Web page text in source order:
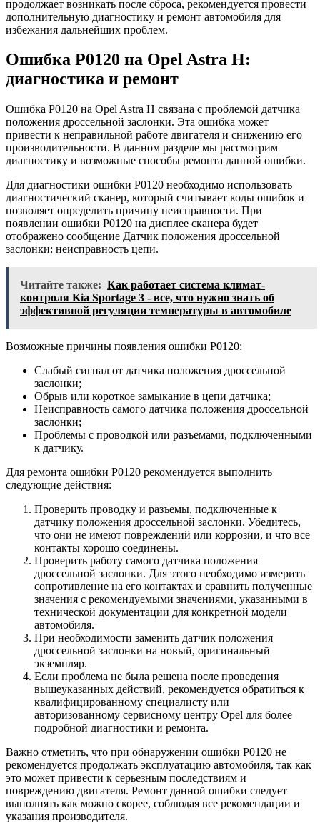
продолжает возникать после сброса, рекомендуется провести
дополнительную диагностику и ремонт автомобиля для
избежания дальнейших проблем.
Ошибка P0120 на Opel Astra H:
диагностика и ремонт
Ошибка P0120 на Opel Astra H связана с проблемой датчика
положения дроссельной заслонки. Эта ошибка может
привести к неправильной работе двигателя и снижению его
производительности. В данном разделе мы рассмотрим
диагностику и возможные способы ремонта данной ошибки.
Для диагностики ошибки P0120 необходимо использовать
диагностический сканер, который считывает коды ошибок и
позволяет определить причину неисправности. При
появлении ошибки P0120 на дисплее сканера будет
отображено сообщение Датчик положения дроссельной
заслонки: неисправность цепи.
Читайте также: Как работает система климат-
контроля Kia Sportage 3 - все, что нужно знать об
эффективной регуляции температуры в автомобиле
Возможные причины появления ошибки P0120:
Слабый сигнал от датчика положения дроссельной
заслонки;
Обрыв или короткое замыкание в цепи датчика;
Неисправность самого датчика положения дроссельной
заслонки;
Проблемы с проводкой или разъемами, подключенными
к датчику.
Для ремонта ошибки P0120 рекомендуется выполнить
следующие действия:
Проверить проводку и разъемы, подключенные к
датчику положения дроссельной заслонки. Убедитесь,
что они не имеют повреждений или коррозии, и что все
контакты хорошо соединены.
Проверить работу самого датчика положения
дроссельной заслонки. Для этого необходимо измерить
сопротивление на его контактах и сравнить полученные
значения с рекомендуемыми значениями, указанными в
технической документации для конкретной модели
автомобиля.
При необходимости заменить датчик положения
дроссельной заслонки на новый, оригинальный
экземпляр.
Если проблема не была решена после проведения
вышеуказанных действий, рекомендуется обратиться к
квалифицированному специалисту или
авторизованному сервисному центру Opel для более
подробной диагностики и ремонта.
Важно отметить, что при обнаружении ошибки P0120 не
рекомендуется продолжать эксплуатацию автомобиля, так как
это может привести к серьезным последствиям и
повреждению двигателя. Ремонт данной ошибки следует
выполнять как можно скорее, соблюдая все рекомендации и
указания производителя.